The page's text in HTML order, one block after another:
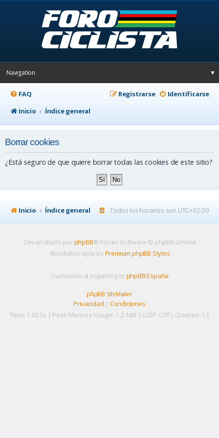
Navigation ▼
FAQ Identificarse
Registrarse
Inicio
Índice general
Borrar cookies
¿Está seguro de que quiere borrar todas las cookies de este sitio?
Inicio Índice general Todos los horarios son UTC+02:00
Desarrollado porphpBB® Forum Software © phpBB Limited
Absolution style by Premium phpBB Styles
Traducción al español porphpBB España
phpBB SiteMaker
Privacidad | Condiciones
Time: 1.623s | Peak Memory Usage: 1.2 MiB | GZIP: Off | Queries: 13